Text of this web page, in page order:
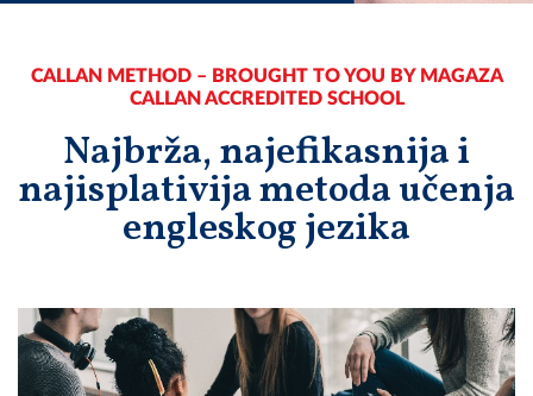
CALLAN METHOD – BROUGHT TO YOU BY MAGAZA
CALLAN ACCREDITED SCHOOL
Najbrža, najefikasnija i
najisplativija metoda učenja
engleskog jezika